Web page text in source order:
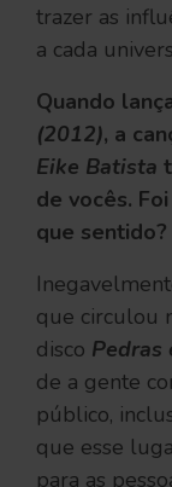
trazer as
a cada
Quando
(2012), a
Eike Batista
de vocês.
que sentido?
que circulou
disco Pedras
de a gente
público,
que esse
para as